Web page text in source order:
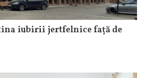
iubirii jertfelnice față de